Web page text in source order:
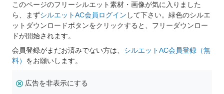
このページのフリーシルエット素材・画像が気に入りました
ら、まずシルエットAC会員ログイン して下さい。緑色のシルエ
ットダウンロードボタンをクリックすると、フリーダウンロー
ドが開始されます。
会員登録がまだお済みでない方は、 シルエットAC会員登録（無
料） をお願いします。
広告を非表示にする